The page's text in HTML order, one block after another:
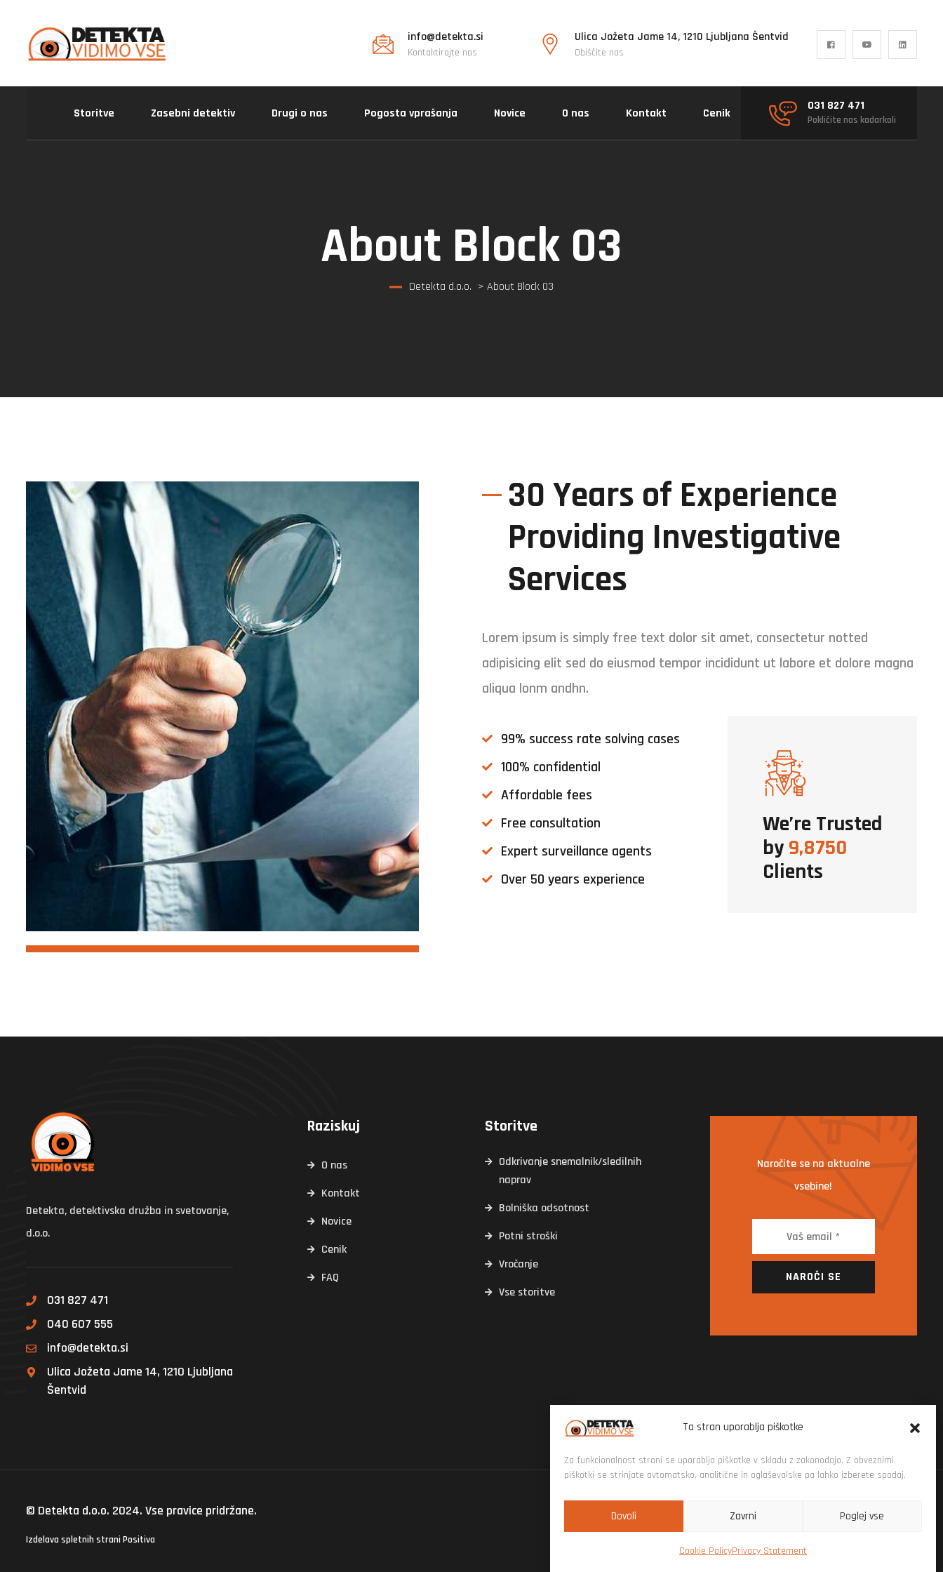
Ta stran uporablja piškotke
Za funkcionalnost strani se uporablja piškotke v skladu z zakonodajo. Z obveznimi
piškotki se strinjate avtomatsko, analitične in oglaševalske pa lahko izberete spodaj.
Dovoli Zavrni Poglej vse
Cookie PolicyPrivacy Statement
info@detekta.si
Kontaktirajte nas
Ulica Jožeta Jame 14, 1210 Ljubljana Šentvid
Obiščite nas
Storitve Zasebni detektiv Drugi o nas Pogosta vprašanja Novice O nas Kontakt Cenik
031 827 471
Pokličite nas kadarkoli
About Block 03
Detekta d.o.o. > About Block 03
30 Years of Experience
Providing Investigative
Services
Lorem ipsum is simply free text dolor sit amet, consectetur notted
adipisicing elit sed do eiusmod tempor incididunt ut labore et dolore magna
aliqua lonm andhn.
99% success rate solving cases
100% confidential
Affordable fees
Free consultation
Expert surveillance agents
Over 50 years experience
We’re Trusted
by 9,8750
Clients
Detekta, detektivska družba in svetovanje,
d.o.o.
031 827 471
040 607 555
info@detekta.si
Ulica Jožeta Jame 14, 1210 Ljubljana
Šentvid
Raziskuj
O nas
Kontakt
Novice
Cenik
FAQ
Storitve
Odkrivanje snemalnik/sledilnih
naprav
Bolniška odsotnost
Potni stroški
Vročanje
Vse storitve
Naročite se na aktualne
vsebine!
NAROČI SE
© Detekta d.o.o. 2024. Vse pravice pridržane.
Izdelava spletnih strani Positiva